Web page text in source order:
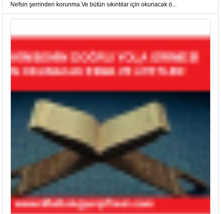
Nefsin şerrinden korunma.Ve bütün sıkıntılar için okunacak ö...